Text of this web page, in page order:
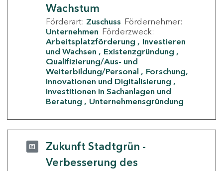
Wachstum
Förderart: Zuschuss Fördernehmer:
Unternehmen Förderzweck:
Arbeitsplatzförderung
Investieren
und Wachsen
Existenzgründung
Qualifizierung/Aus- und
Weiterbildung/Personal
Forschung,
Innovationen und Digitalisierung
Investitionen in Sachanlagen und
Beratung
Unternehmensgründung
Zukunft Stadtgrün -
Verbesserung des